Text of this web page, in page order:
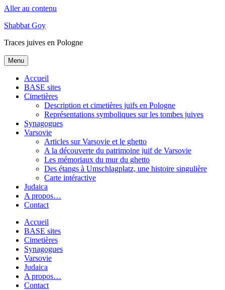
Aller au contenu
Shabbat Goy
Traces juives en Pologne
Menu
Accueil
BASE sites
Cimetières
Description et cimetières juifs en Pologne
Représentations symboliques sur les tombes juives
Synagogues
Varsovie
Articles sur Varsovie et le ghetto
A la découverte du patrimoine juif de Varsovie
Les mémoriaux du mur du ghetto
Des étangs à Umschlagplatz, une histoire singulière
Carte intéractive
Judaica
A propos…
Contact
Accueil
BASE sites
Cimetières
Synagogues
Varsovie
Judaica
A propos…
Contact